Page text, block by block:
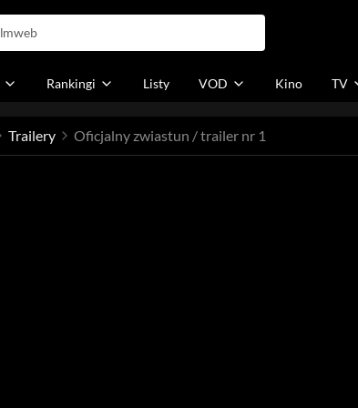
Rankingi Listy VOD Kino TV
Trailery Oficjalny zwiastun / trailer nr 1